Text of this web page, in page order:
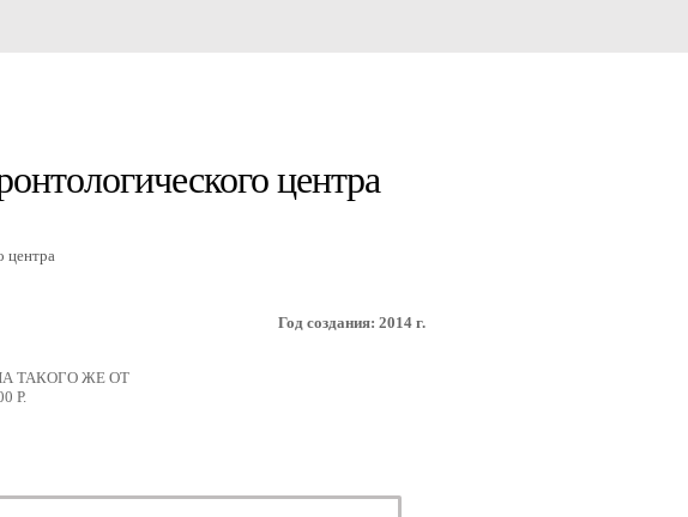
центра
центра
Год создания: 2014 г.
ТАКОГО ЖЕ ОТ
Р.